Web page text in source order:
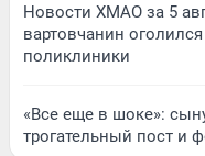
Новости ХМАО за 5
вартовчанин
поликлиники
«Все еще в шоке»:
трогательный пост и